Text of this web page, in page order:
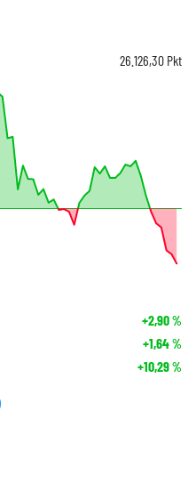
26.126,30 Pkt
+2,90%
+1,64%
+10,29%